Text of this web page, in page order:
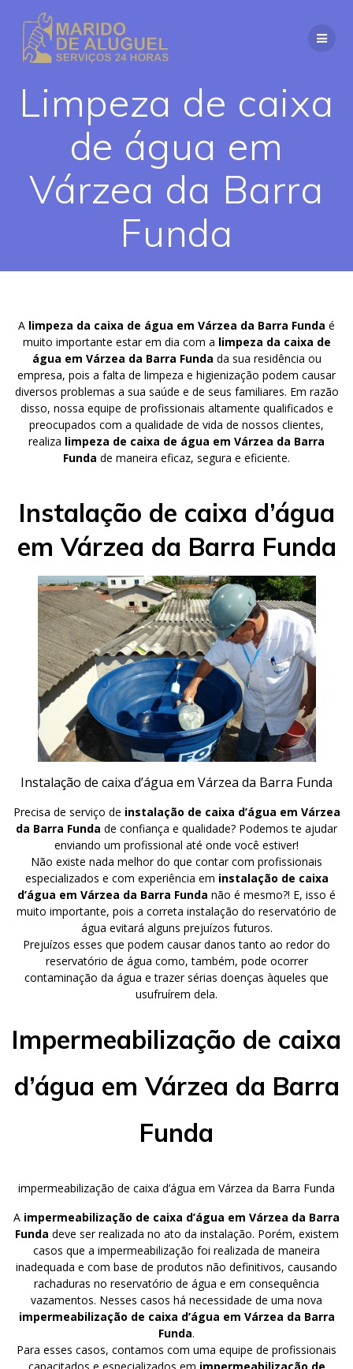
Limpeza de caixa
de água em
Várzea da Barra
Funda
A limpeza da caixa de água em Várzea da Barra Funda é
muito importante estar em dia com a limpeza da caixa de
água em Várzea da Barra Funda da sua residência ou
empresa, pois a falta de limpeza e higienização podem causar
diversos problemas a sua saúde e de seus familiares. Em razão
disso, nossa equipe de profissionais altamente qualificados e
preocupados com a qualidade de vida de nossos clientes,
realiza limpeza de caixa de água em Várzea da Barra
Funda de maneira eficaz, segura e eficiente.
Instalação de caixa d’água
em Várzea da Barra Funda
Instalação de caixa d’água em Várzea da Barra Funda
Precisa de serviço de instalação de caixa d’água em Várzea
da Barra Funda de confiança e qualidade? Podemos te ajudar
enviando um profissional até onde você estiver!
Não existe nada melhor do que contar com profissionais
especializados e com experiência em instalação de caixa
d’água em Várzea da Barra Funda não é mesmo?! E, isso é
muito importante, pois a correta instalação do reservatório de
água evitará alguns prejuízos futuros.
Prejuízos esses que podem causar danos tanto ao redor do
reservatório de água como, também, pode ocorrer
contaminação da água e trazer sérias doenças àqueles que
usufruírem dela.
Impermeabilização de caixa
d’água em Várzea da Barra
Funda
impermeabilização de caixa d’água em Várzea da Barra Funda
A impermeabilização de caixa d’água em Várzea da Barra
Funda deve ser realizada no ato da instalação. Porém, existem
casos que a impermeabilização foi realizada de maneira
inadequada e com base de produtos não definitivos, causando
rachaduras no reservatório de água e em consequência
vazamentos. Nesses casos há necessidade de uma nova
impermeabilização de caixa d’água em Várzea da Barra
Funda.
Para esses casos, contamos com uma equipe de profissionais